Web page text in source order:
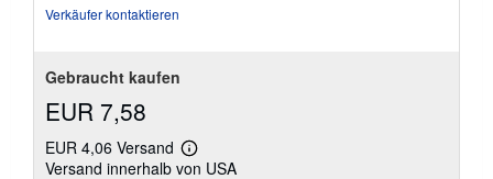
Verkäufer kontaktieren
Gebraucht kaufen
EUR 7,58
EUR 4,06 Versand
Weitere
Informationen
Versand innerhalb von USA